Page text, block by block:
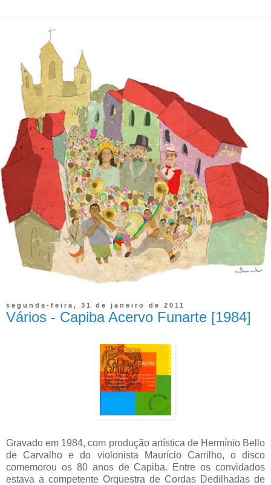
segunda-feira, 31 de janeiro de 2011
Vários - Capiba Acervo Funarte [1984]
Gravado em 1984, com produção artística de Hermínio Bello
de Carvalho e do violonista Maurício Carrilho, o disco
comemorou os 80 anos de Capiba. Entre os convidados
estava a competente Orquestra de Cordas Dedilhadas de